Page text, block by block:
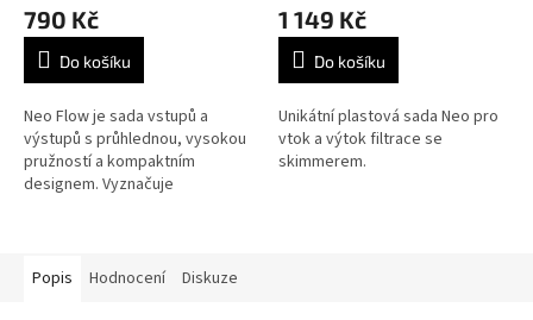
790 Kč
Do košíku
Neo Flow je sada vstupů a
výstupů s průhlednou, vysokou
pružností a kompaktním
designem. Vyznačuje
1 149 Kč
Do košíku
Unikátní plastová sada Neo pro
vtok a výtok filtrace se
skimmerem.
Popis Hodnocení Diskuze